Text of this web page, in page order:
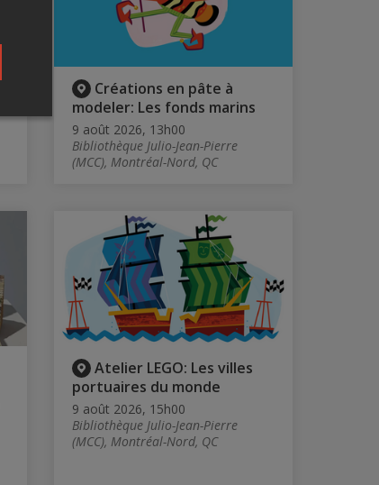
Créations en pâte à
modeler: Les fonds marins
9 août 2026, 13h00
Bibliothèque Julio-Jean-Pierre
(MCC), Montréal-Nord, QC
Atelier LEGO: Les villes
portuaires du monde
9 août 2026, 15h00
Bibliothèque Julio-Jean-Pierre
(MCC), Montréal-Nord, QC